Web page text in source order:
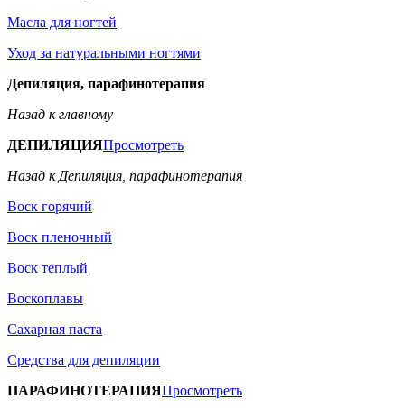
Масла для ногтей
Уход за натуральными ногтями
Депиляция, парафинотерапия
Назад к главному
ДЕПИЛЯЦИЯПросмотреть
Назад к Депиляция, парафинотерапия
Воск горячий
Воск пленочный
Воск теплый
Воскоплавы
Сахарная паста
Средства для депиляции
ПАРАФИНОТЕРАПИЯПросмотреть